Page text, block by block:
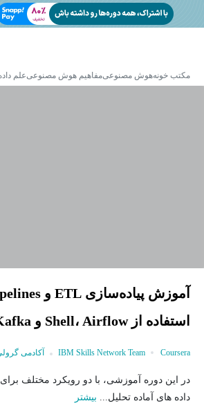
مکتب خونههوش مصنوعیمفاهیم هوش مصنوعیعلم
استفاده از Shell، Airflow و Kafka
Coursera
IBM Skills Network Team آکادمی
در این دوره آموزشی، با دو رویکرد مختلف برای
داده های آماده تحلیل... بیشتر